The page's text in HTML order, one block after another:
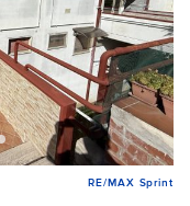
RE/MAX Sprint